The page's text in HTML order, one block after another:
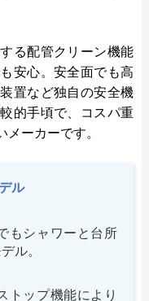
る配管クリーン機能
安心。安全面でも高
置など独自の安全機
的手頃で、コスパ重
ーカーです。
ル
もシャワーと台所
ル。
トップ機能により